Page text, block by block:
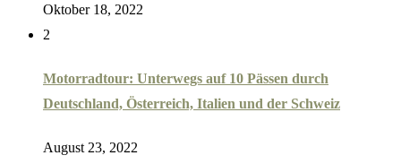
Oktober 18, 2022
2
Motorradtour: Unterwegs auf 10 Pässen durch
Deutschland, Österreich, Italien und der Schweiz
August 23, 2022